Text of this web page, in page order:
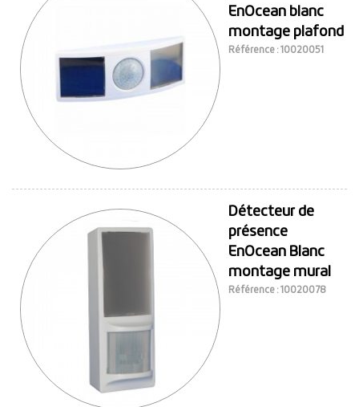
EnOcean blanc
montage plafond
Référence : 10020051
Détecteur de
présence
EnOcean Blanc
montage mural
Référence : 10020078